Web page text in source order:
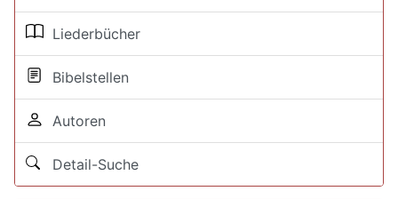
Liederbücher
Bibelstellen
Autoren
Detail-Suche